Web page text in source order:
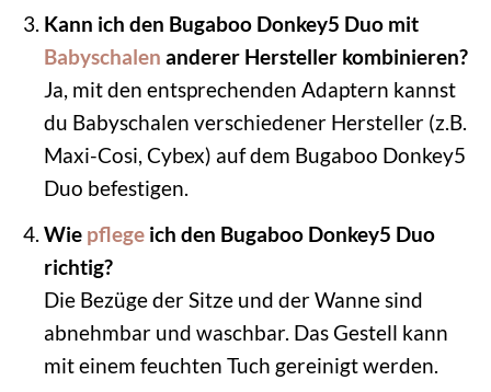
Kann ich den Bugaboo Donkey5 Duo mit
Babyschalen anderer Hersteller kombinieren?
Ja, mit den entsprechenden Adaptern kannst
du Babyschalen verschiedener Hersteller (z.B.
Maxi-Cosi, Cybex) auf dem Bugaboo Donkey5
Duo befestigen.
Wie pflegeich den Bugaboo Donkey5 Duo
richtig?
Die Bezüge der Sitze und der Wanne sind
abnehmbar und waschbar. Das Gestell kann
mit einem feuchten Tuch gereinigt werden.